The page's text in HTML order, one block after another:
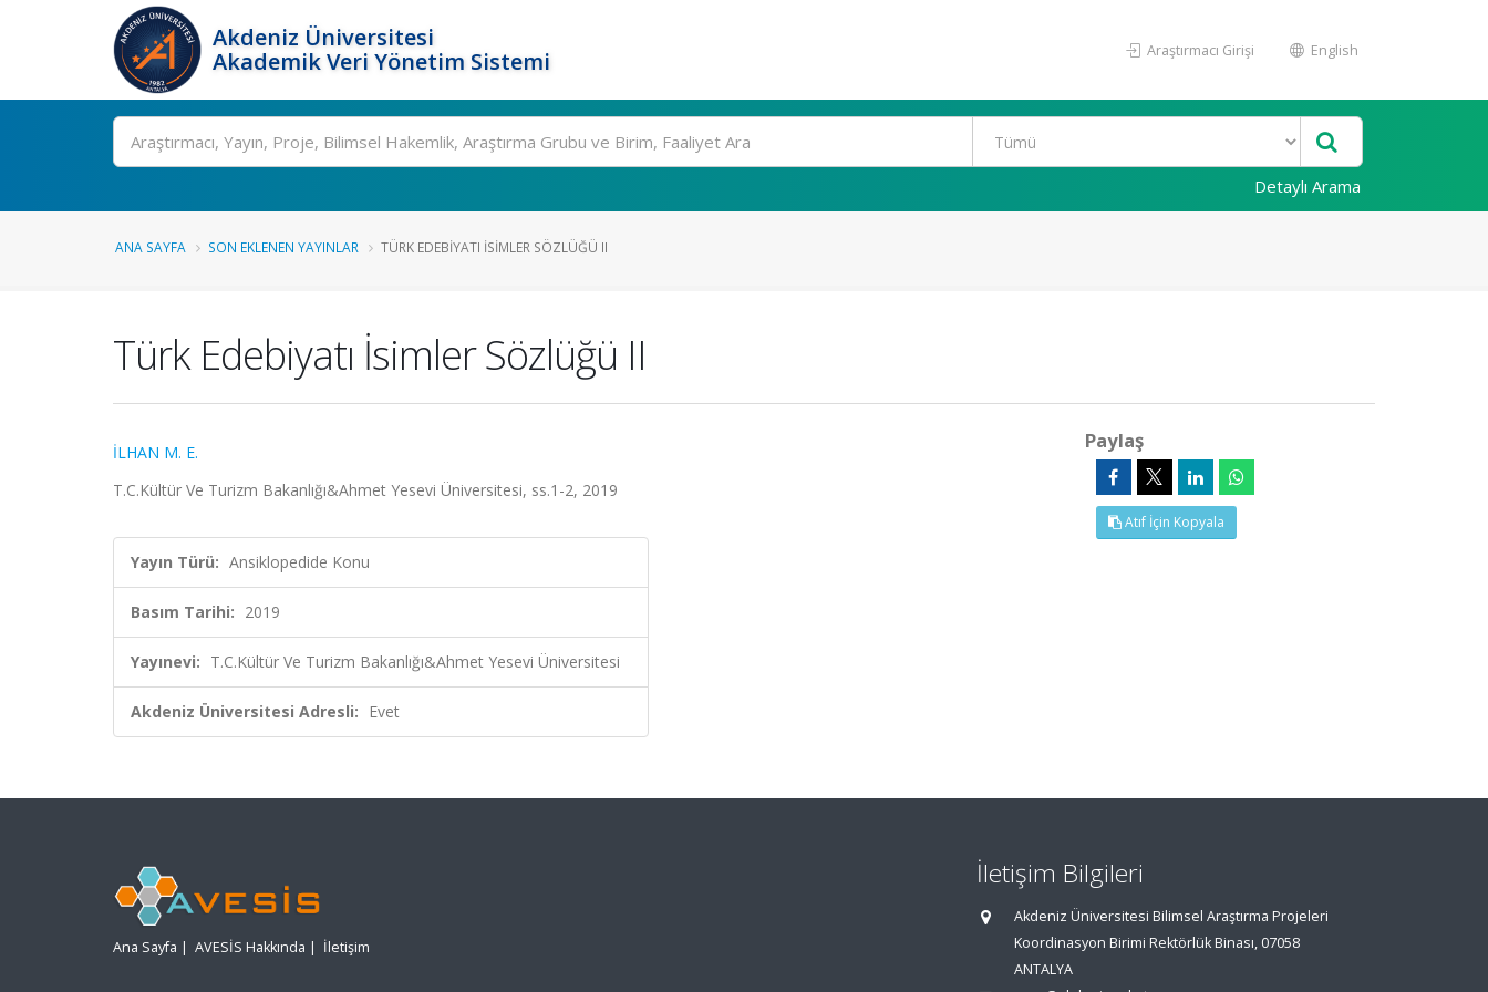
Akdeniz Üniversitesi
Akademik Veri Yönetim Sistemi
Araştırmacı Girişi English
Ara
Detaylı Arama
ANA SAYFA SON EKLENEN YAYINLAR TÜRK EDEBIYATI İSIMLER SÖZLÜĞÜ II
Türk Edebiyatı İsimler Sözlüğü II
İLHAN M. E.
T.C.Kültür Ve Turizm Bakanlığı&Ahmet Yesevi Üniversitesi, ss.1-2, 2019
Yayın Türü: Ansiklopedide Konu
Basım Tarihi: 2019
Yayınevi: T.C.Kültür Ve Turizm Bakanlığı&Ahmet Yesevi Üniversitesi
Akdeniz Üniversitesi Adresli: Evet
Paylaş
Atıf İçin Kopyala
Ana Sayfa | AVESİS Hakkında | İletişim
İletişim Bilgileri
Akdeniz Üniversitesi Bilimsel Araştırma Projeleri
Koordinasyon Birimi Rektörlük Binası, 07058
ANTALYA